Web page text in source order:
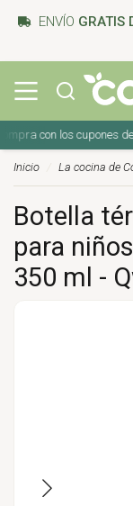
ENVÍO GRATIS
con los cupones de
Inicio La cocina de
Botella
para
350 ml -